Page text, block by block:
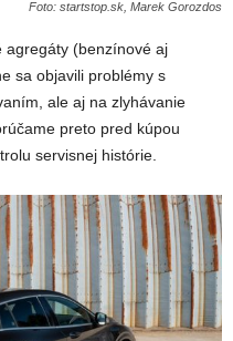
Foto: startstop.sk, Marek Gorozdos
agregáty (benzínové aj
sa objavili problémy s
ale aj na zlyhávanie
preto pred kúpou
servisnej histórie.